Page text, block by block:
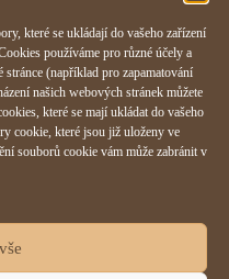
které se ukládají do vašeho zařízení
používáme pro různé účely a
(například pro zapamatování
našich webových stránek můžete
které se mají ukládat do vašeho
cookie, které jsou již uloženy ve
souborů cookie vám může zabránit v